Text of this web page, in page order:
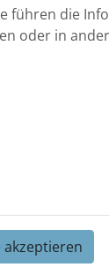
führen die
oder in
akzeptieren